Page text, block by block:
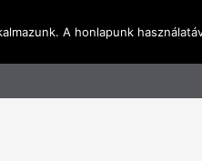
A honlapunk